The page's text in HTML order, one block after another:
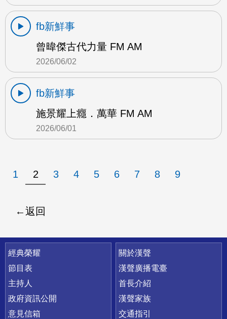
fb新鮮事
曾暐傑古代力量 FM AM
2026/06/02
fb新鮮事
施景耀上癮．萬華 FM AM
2026/06/01
1 2 3 4 5 6 7 8 9
返回
快速連結
經典榮耀
節目表
主持人
政府資訊公開
意見信箱
關於漢聲
漢聲廣播電臺
首長介紹
漢聲家族
交通指引